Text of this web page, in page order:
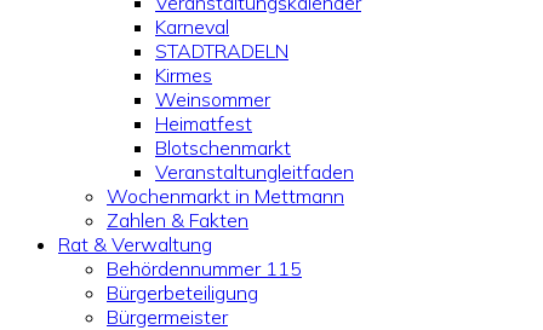
Karneval
STADTRADELN
Kirmes
Weinsommer
Heimatfest
Blotschenmarkt
Veranstaltungleitfaden
Wochenmarkt in Mettmann
Zahlen & Fakten
Rat & Verwaltung
Behördennummer 115
Bürgerbeteiligung
Bürgermeister